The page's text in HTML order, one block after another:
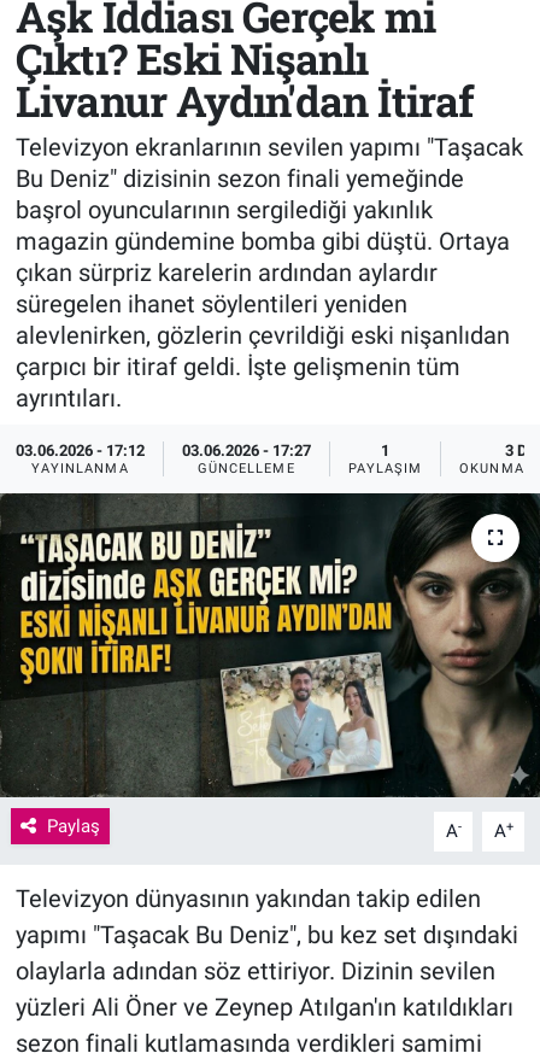
Aşk İddiası Gerçek mi
Çıktı? Eski Nişanlı
Livanur Aydın'dan İtiraf
Televizyon ekranlarının sevilen yapımı "Taşacak
Bu Deniz" dizisinin sezon finali yemeğinde
başrol oyuncularının sergilediği yakınlık
magazin gündemine bomba gibi düştü. Ortaya
çıkan sürpriz karelerin ardından aylardır
süregelen ihanet söylentileri yeniden
alevlenirken, gözlerin çevrildiği eski nişanlıdan
çarpıcı bir itiraf geldi. İşte gelişmenin tüm
ayrıntıları.
03.06.2026 - 17:12
YAYINLANMA
03.06.2026 - 17:27
GÜNCELLEME
1
PAYLAŞIM
3 DK
OKUNMA
Paylaş A- A+
Televizyon dünyasının yakından takip edilen
yapımı "Taşacak Bu Deniz", bu kez set dışındaki
olaylarla adından söz ettiriyor. Dizinin sevilen
yüzleri Ali Öner ve Zeynep Atılgan'ın katıldıkları
sezon finali kutlamasında verdikleri samimi
Sağlık
Spor
Teknoloji
Tv Medya
KÜLTÜR SANAT